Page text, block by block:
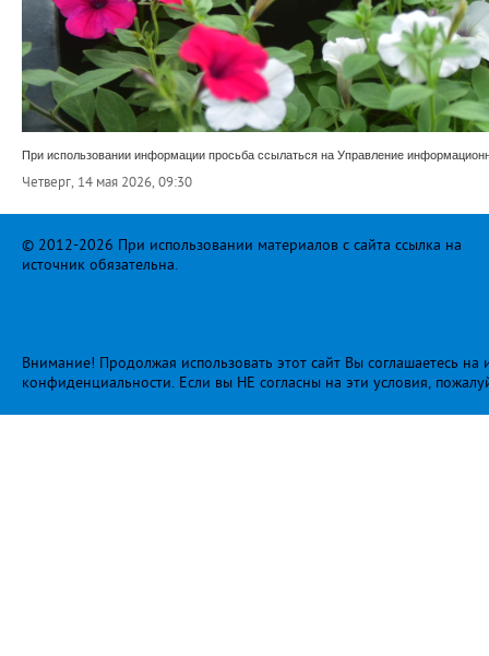
При использовании информации просьба ссылаться на Управление
Четверг, 14 мая 2026, 09:30
© 2012-2026 При использовании материалов с сайта ссылка на
источник обязательна.
Внимание! Продолжая использовать этот сайт Вы соглашаетесь
конфиденциальности . Если вы НЕ согласны на эти условия,